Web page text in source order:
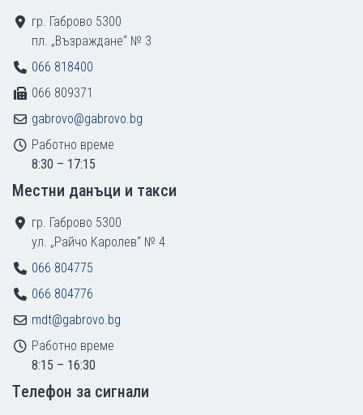
гр. Габрово 5300
пл. „Възраждане“ № 3
066 818400
066 809371
gabrovo@gabrovo.bg
Работно време
8:30 – 17:15
Местни данъци и такси
гр. Габрово 5300
ул. „Райчо Каролев“ № 4
066 804775
066 804776
mdt@gabrovo.bg
Работно време
8:15 – 16:30
Tелефон за сигнали